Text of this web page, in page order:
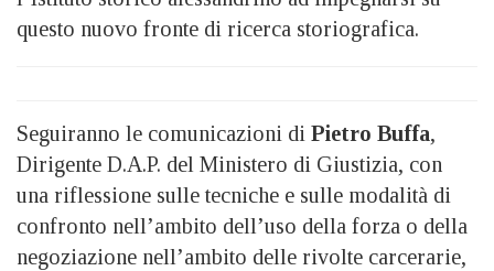
questo nuovo fronte di ricerca storiografica.
Seguiranno le comunicazioni di Pietro Buffa,
Dirigente D.A.P. del Ministero di Giustizia, con
una riflessione sulle tecniche e sulle modalità di
confronto nell’ambito dell’uso della forza o della
negoziazione nell’ambito delle rivolte carcerarie,